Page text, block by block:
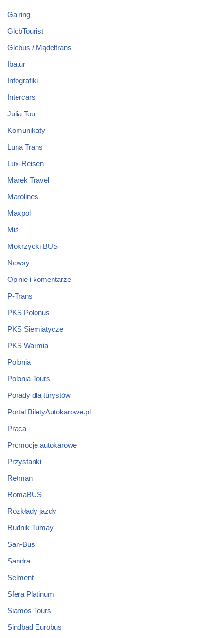
Gairing
GlobTourist
Globus / Mądeltrans
Ibatur
Infografiki
Intercars
Julia Tour
Komunikaty
Luna Trans
Lux-Reisen
Marek Travel
Marolines
Maxpol
Miś
Mokrzycki BUS
Newsy
Opinie i komentarze
P-Trans
PKS Polonus
PKS Siemiatycze
PKS Warmia
Polonia
Polonia Tours
Porady dla turystów
Portal BiletyAutokarowe.pl
Praca
Promocje autokarowe
Przystanki
Retman
RomaBUS
Rozkłady jazdy
Rudnik Tumay
San-Bus
Sandra
Selment
Sfera Platinum
Siamos Tours
Sindbad Eurobus